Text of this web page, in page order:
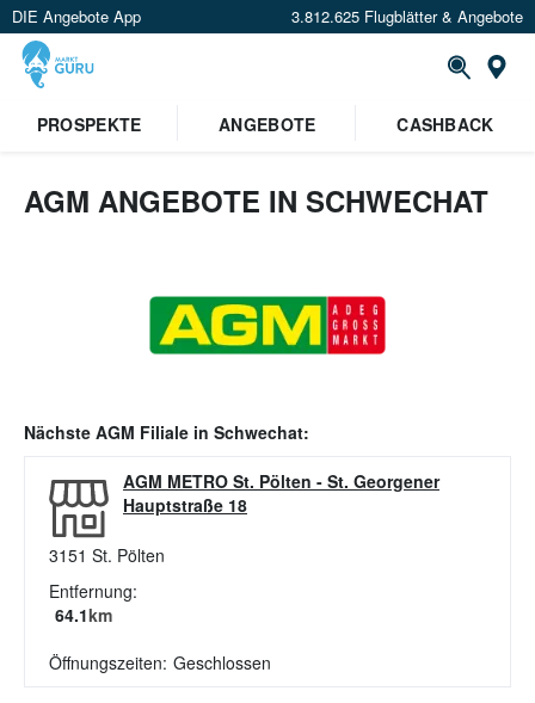
DIE Angebote App 3.812.625 Flugblätter & Angebote
PROSPEKTE
ANGEBOTE CASHBACK
AGM ANGEBOTE IN SCHWECHAT
Nächste AGM Filiale in Schwechat:
AGM METRO St. Pölten - St. Georgener
Hauptstraße 18
3151 St. Pölten
Entfernung:
64.1km
Öffnungszeiten: Geschlossen